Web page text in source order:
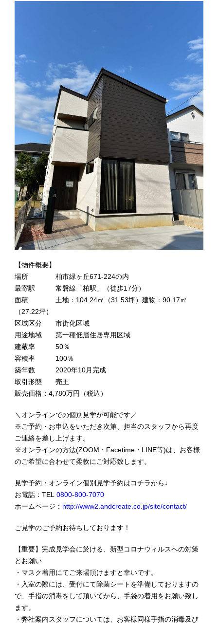
【物件概要】
場所 柏市緑ヶ丘671-224の内
最寄駅 常磐線「柏駅」（徒歩17分）
面積 土地：104.24㎡（31.53坪）建物：90.17㎡
（27.22坪）
区域区分 市街化区域
用途地域 第一種低層住居専用区域
建蔽率 50％
容積率 100％
築年数 2020年10月完成
取引形態 売主
販売価格：4,780万円（税込）
＼オンラインでの個別見学が可能です／
※ご予約・お申込をいただき次第、担当のスタッフから再度
ご連絡を差し上げます。
※オンラインの方法(ZOOM・Facetime・LINE等)は、お客様
のご希望に合わせて柔軟にご対応致します。
見学予約・オンライン個別見学予約はコチラから↓
お電話：TEL0800-800-7070
ホームページ： http://www2.andcreate.co.jp/site/contact/
ご見学のご予約お待ちしております！
【重要】完成見学会に於ける、新型コロナウィルスへの対策
とお願い
・マスク着用にてご来場頂けますと幸いです。
・入室の際には、受付にて除菌シートを準備しておりますの
で、手指の消毒をして頂いてから、手袋の着用をお願い致し
ます。
・弊社案内スタッフについては、お客様同様手指の消毒及び